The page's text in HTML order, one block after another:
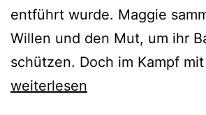
entführt wurde. Maggie
Willen und den Mut, um ihr
schützen. Doch im Kampf
Die
weiterlesen